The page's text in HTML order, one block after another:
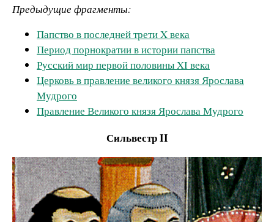
Предыдущие фрагменты:
Папство в последней трети X века
Период порнократии в истории папства
Русский мир первой половины XI века
Церковь в правление великого князя Ярослава
Мудрого
Правление Великого князя Ярослава Мудрого
Сильвестр II